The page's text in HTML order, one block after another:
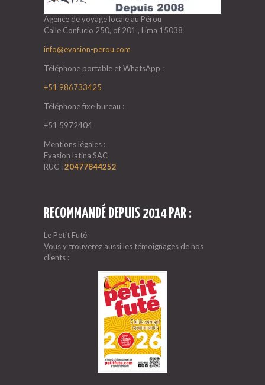
Agence de voyage locale au Pérou
Calle Confucio 250, of 201 , Lima 15038
info@evasion-perou.com
Téléphone portable et WhatsApp :
+51 986733425
Téléphone fixe bureau :
+51 5972404
Mentions légales :
Evasion latina SAC
RUC :20477844252
RECOMMANDÉ DEPUIS 2014 PAR :
Le Petit Futé
Vous y trouverez aussi les témoignages de nos
clients :